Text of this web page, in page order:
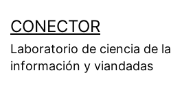
contenido
CONECTOR
Laboratorio de ciencia de la
información y viandadas